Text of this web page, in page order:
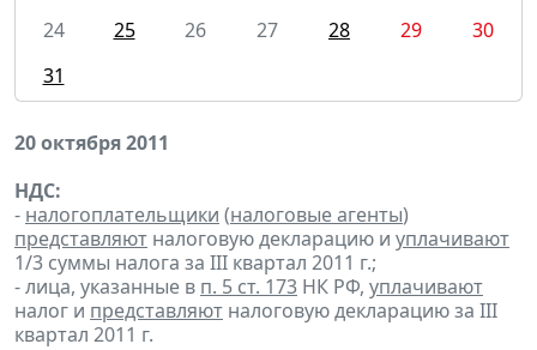
24
25 26 27 28 29
30
31
20 октября 2011
НДС:
- налогоплательщики (налоговые агенты)
представляют налоговую декларацию и уплачивают
1/3 суммы налога за III квартал 2011 г.;
- лица, указанные в п. 5 ст. 173 НК РФ, уплачивают
налог и представляют налоговую декларацию за III
квартал 2011 г.